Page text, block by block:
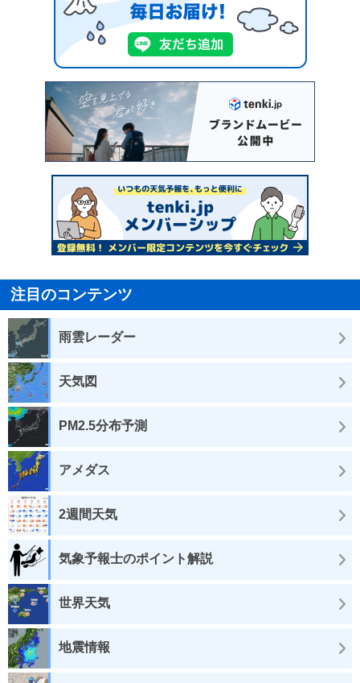
注目のコンテンツ
雨雲レーダー
天気図
PM2.5分布予測
アメダス
2週間天気
気象予報士のポイント解説
世界天気
地震情報